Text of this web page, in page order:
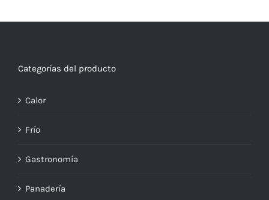
Categorías del producto
Calor
Frío
Gastronomía
Panadería